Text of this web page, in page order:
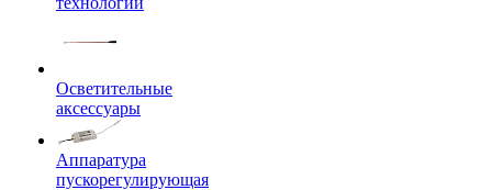
Осветительные
аксессуары
Аппаратура
пускорегулирующая